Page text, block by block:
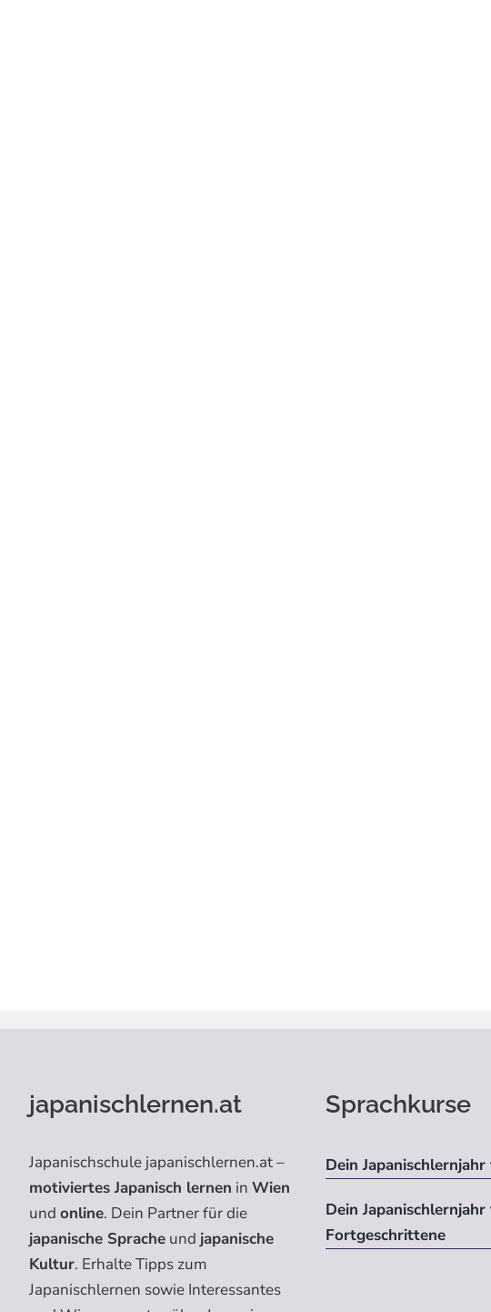
japanischlernen.at
Japanischschule japanischlernen.at –
motiviertes Japanisch lernen in Wien
und online. Dein Partner für die
japanische Spracheund japanische
Kultur. Erhalte Tipps zum
Japanischlernen sowie Interessantes
Sprachkurse
Dein
Dein
Fortgeschrittene